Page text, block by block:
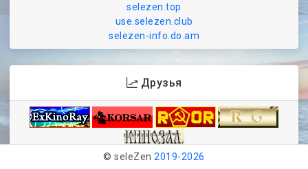
selezen.top
use.selezen.club
selezen-info.do.am
Друзья
© seleZen2019-2026